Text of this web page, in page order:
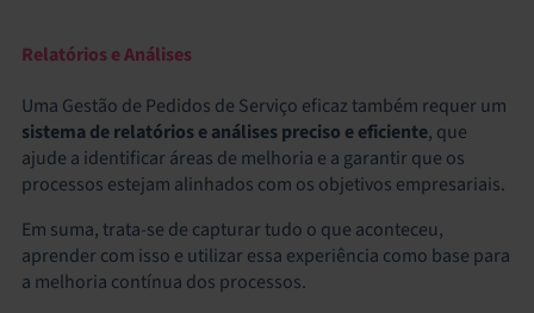
Relatórios e Análises
Uma Gestão de Pedidos de Serviço eficaz também requer um
sistema de relatórios e análises preciso e eficiente, que
ajude a identificar áreas de melhoria e a garantir que os
processos estejam alinhados com os objetivos empresariais.
Em suma, trata-se de capturar tudo o que aconteceu,
aprender com isso e utilizar essa experiência como base para
a melhoria contínua dos processos.